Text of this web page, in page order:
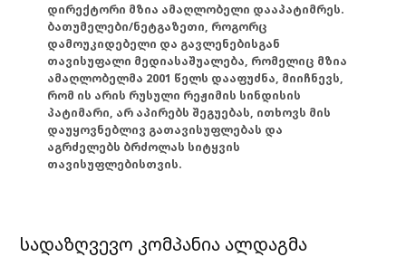
დირექტორი მზია ამაღლობელი დააპატიმრეს.
ბათუმელები/ნეტგაზეთი, როგორც
დამოუკიდებელი და გავლენებისგან
თავისუფალი მედიასაშუალება, რომელიც მზია
ამაღლობელმა 2001 წელს დააფუძნა, მიიჩნევს,
რომ ის არის რუსული რეჟიმის სინდისის
პატიმარი, არ აპირებს შეგუებას, ითხოვს მის
დაუყოვნებლივ გათავისუფლებას და
აგრძელებს ბრძოლას სიტყვის
თავისუფლებისთვის.
სადაზღვევო კომპანია ალდაგმა